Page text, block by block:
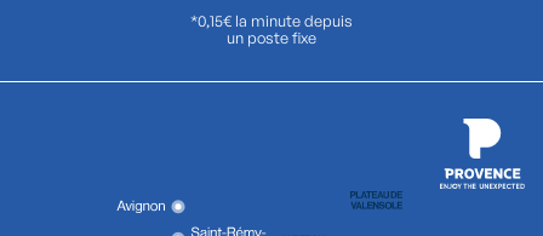
*0,15€ la minute depuis
un poste fixe